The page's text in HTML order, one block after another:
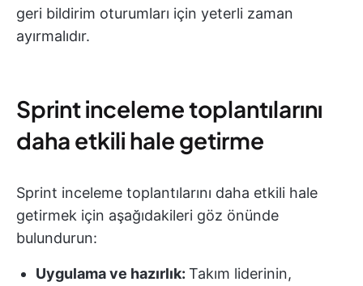
geri bildirim oturumları için yeterli zaman
ayırmalıdır.
Sprint inceleme toplantılarını
daha etkili hale getirme
Sprint inceleme toplantılarını daha etkili hale
getirmek için aşağıdakileri göz önünde
bulundurun:
Uygulama ve hazırlık: Takım liderinin,